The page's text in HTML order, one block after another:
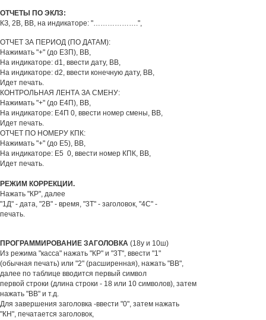
ОТЧЕТЫ ПО ЭКЛЗ:
КЗ, 2В, ВВ, на индикаторе: "……………….",
ОТЧЕТ ЗА ПЕРИОД (ПО ДАТАМ):
Нажимать "+" (до Е3П), ВВ,
На индикаторе: d1, ввести дату, ВВ,
На индикаторе: d2, ввести конечную дату, ВВ,
Идет печать.
КОНТРОЛЬНАЯ ЛЕНТА ЗА СМЕНУ:
Нажимать "+" (до Е4П), ВВ,
На индикаторе: Е4П 0, ввести номер смены, ВВ,
Идет печать.
ОТЧЕТ ПО НОМЕРУ КПК:
Нажимать "+" (до Е5), ВВ,
На индикаторе: Е5 0, ввести номер КПК, ВВ,
Идет печать.
РЕЖИМ КОРРЕКЦИИ.
Нажать "КР", далее
"1Д" - дата, "2В" - время, "3Т" - заголовок, "4С" -
печать.
ПРОГРАММИРОВАНИЕ ЗАГОЛОВКА (18у и 10ш)
Из режима "касса" нажать "КР" и "3Т", ввести "1"
(обычная печать) или "2" (расширенная), нажать "ВВ",
далее по таблице вводится первый символ
первой строки (длина строки - 18 или 10 символов), затем
нажать "ВВ" и т.д.
Для завершения заголовка -ввести "0", затем нажать
"КН", печатается заголовок,